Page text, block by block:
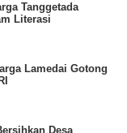
Tanggetada
Literasi
Lamedai Gotong
Desa